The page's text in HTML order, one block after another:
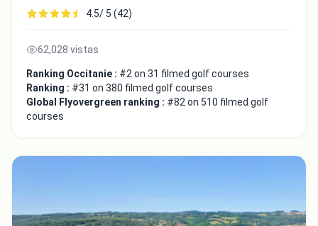
4.5/ 5 (42)
62,028 vistas
Ranking Occitanie : #2 on 31 filmed golf courses
Ranking : #31 on 380 filmed golf courses
Global Flyovergreen ranking : #82 on 510 filmed golf
courses